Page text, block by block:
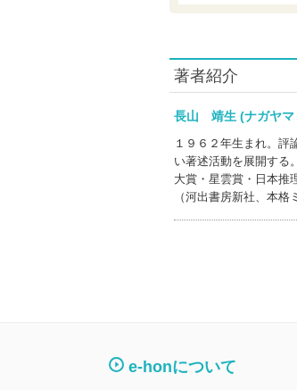
著者紹介
長山 靖生 (ナガ
１９６２年生まれ。評
い著述活動を展開する
大賞・星雲賞・日本推
（河出書房新社、本
e-honについて